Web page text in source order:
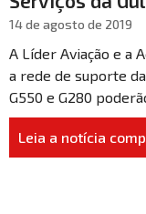
14 de agosto de 2019
A Líder Aviação e a
a rede de suporte
G550 e G280
Leia a notícia